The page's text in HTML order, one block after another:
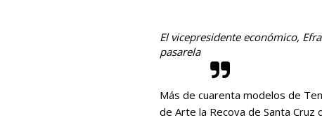
El vicepresidente económico,
pasarela
Más de cuarenta modelos de
de Arte la Recova de Santa